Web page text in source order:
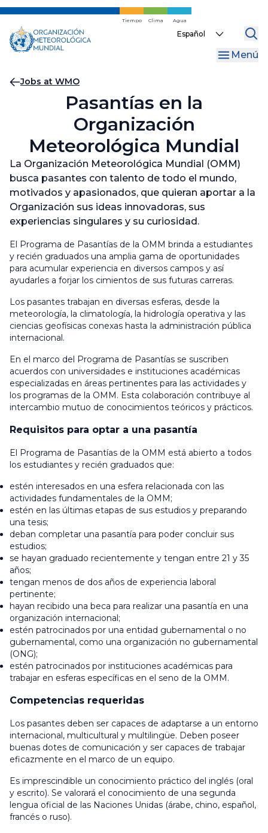
Ir
contenido
principal
Tiempo Clima Agua
Select
Menú
Migas
Jobs at WMO
Pasantías en la
Organización
Meteorológica Mundial
La Organización Meteorológica Mundial (OMM)
busca pasantes con talento de todo el mundo,
motivados y apasionados, que quieran aportar a la
Organización sus ideas innovadoras, sus
experiencias singulares y su curiosidad.
El Programa de Pasantías de la OMM brinda a estudiantes
y recién graduados una amplia gama de oportunidades
para acumular experiencia en diversos campos y así
ayudarles a forjar los cimientos de sus futuras carreras.
Los pasantes trabajan en diversas esferas, desde la
meteorología, la climatología, la hidrología operativa y las
ciencias geofísicas conexas hasta la administración pública
internacional.
En el marco del Programa de Pasantías se suscriben
acuerdos con universidades e instituciones académicas
especializadas en áreas pertinentes para las actividades y
los programas de la OMM. Esta colaboración contribuye al
intercambio mutuo de conocimientos teóricos y prácticos.
Requisitos para optar a una pasantía
El Programa de Pasantías de la OMM está abierto a todos
los estudiantes y recién graduados que:
estén interesados en una esfera relacionada con las
actividades fundamentales de la OMM;
estén en las últimas etapas de sus estudios y preparando
una tesis;
deban completar una pasantía para poder concluir sus
estudios;
se hayan graduado recientemente y tengan entre 21 y 35
años;
tengan menos de dos años de experiencia laboral
pertinente;
hayan recibido una beca para realizar una pasantía en una
organización internacional;
estén patrocinados por una entidad gubernamental o no
gubernamental, como una organización no gubernamental
(ONG);
estén patrocinados por instituciones académicas para
trabajar en esferas específicas en el seno de la OMM.
Competencias requeridas
Los pasantes deben ser capaces de adaptarse a un entorno
internacional, multicultural y multilingüe. Deben poseer
buenas dotes de comunicación y ser capaces de trabajar
eficazmente en el marco de un equipo.
Es imprescindible un conocimiento práctico del inglés (oral
y escrito). Se valorará el conocimiento de una segunda
lengua oficial de las Naciones Unidas (árabe, chino, español,
francés o ruso).